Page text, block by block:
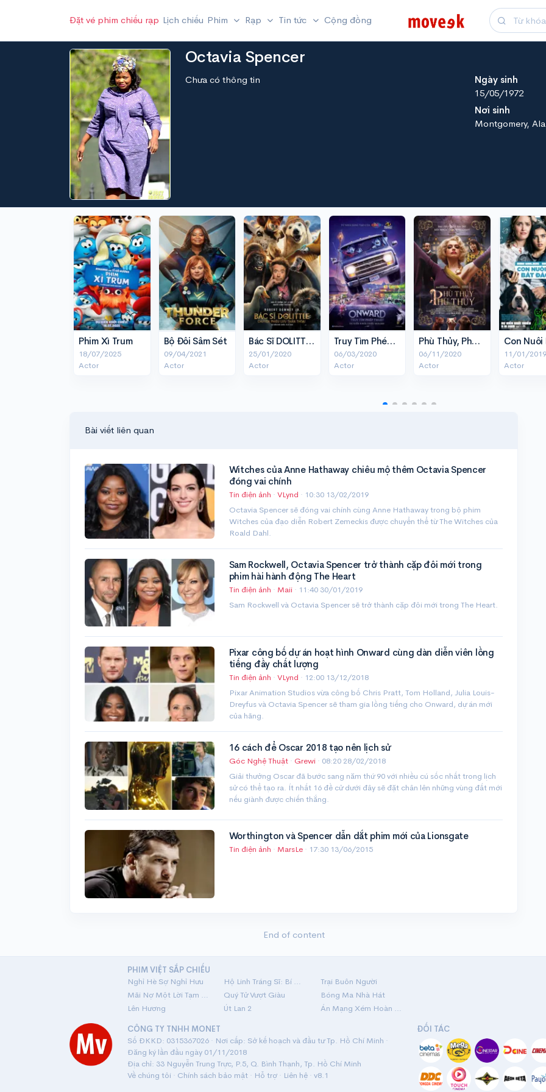
Đặt vé phim chiếu rạp Lịch chiếu Phim Rạp Tin tức Cộng đồng
Octavia Spencer
Chưa có thông tin
Ngày sinh
15/05/1972
Nơi sinh
Montgomery,
Phim Xì Trum
18/07/2025
Actor
Bộ Đôi Sấm Sét
09/04/2021
Actor
Bác Sĩ DOLITTLE: Chuyến Phiêu Lưu Thần Thoại
25/01/2020
Actor
Truy Tìm Phép Thuật
06/03/2020
Actor
Phù Thủy, Phù Thủy
06/11/2020
Actor
11/01/2019
Actor
Bài viết liên quan
Witches của Anne Hathaway chiêu mộ thêm Octavia Spencer
đóng vai chính
Tin điện ảnh · VLynd · 10:30 13/02/2019
Octavia Spencer sẽ đóng vai chính cùng Anne Hathaway trong bộ phim
Witches của đạo diễn Robert Zemeckis được chuyển thể từ The Witches của
Roald Dahl.
Sam Rockwell, Octavia Spencer trở thành cặp đôi mới trong
phim hài hành động The Heart
Tin điện ảnh · Maii · 11:40 30/01/2019
Sam Rockwell và Octavia Spencer sẽ trở thành cặp đôi mới trong The Heart.
Pixar công bố dự án hoạt hình Onward cùng dàn diễn viên lồng
tiếng đầy chất lượng
Tin điện ảnh · VLynd · 12:00 13/12/2018
Pixar Animation Studios vừa công bố Chris Pratt, Tom Holland, Julia Louis-
Dreyfus và Octavia Spencer sẽ tham gia lồng tiếng cho Onward, dự án mới
của hãng.
16 cách để Oscar 2018 tạo nên lịch sử
Góc Nghệ Thuật· Grewi · 08:20 28/02/2018
Giải thưởng Oscar đã bước sang năm thứ 90 với nhiều cú sốc nhất trong lịch
sử có thể tạo ra. Ít nhất 16 đề cử dưới đây sẽ đặt chân lên những vùng đất mới
nếu giành được chiến thắng.
Worthington và Spencer dẫn dắt phim mới của Lionsgate
Tin điện ảnh · MarsLe · 17:30 13/06/2015
End of content
PHIM VIỆT SẮP CHIẾU
Nghỉ Hè Sợ Nghỉ Hưu
Hộ Linh Tráng Sĩ: Bí Ẩn Mộ Vua Đinh
Trại Buôn Người
Mãi Nợ Một Lời Tạm Biệt
Quý Tử Vượt Giàu
Bóng Ma Nhà Hát
Lên Hương
Út Lan 2
Án Mạng Xém Hoàn Hảo
CÔNG TY TNHH MONET
Số ĐKKD: 0315367026 · Nơi cấp: Sở kế hoạch và đầu tư Tp. Hồ Chí Minh ·
Đăng ký lần đầu ngày 01/11/2018
Địa chỉ: 33 Nguyễn Trung Trực, P.5, Q. Bình Thạnh, Tp. Hồ Chí Minh
Về chúng tôi · Chính sách bảo mật· Hỗ trợ· Liên hệ· v8.1
ĐỐI TÁC